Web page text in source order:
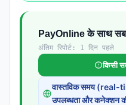
PayOnline के साथ
अंतिम रिपोर्ट: 1 दिन पहले
किसी
वास्तविक समय (real-
उपलब्धता और कनेक्शन